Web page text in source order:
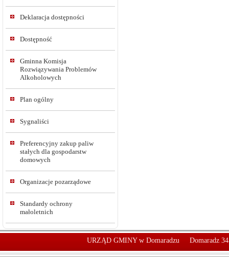
Deklaracja dostępności
Dostępność
Gminna Komisja
Rozwiązywania Problemów
Alkoholowych
Plan ogólny
Sygnaliści
Preferencyjny zakup paliw
stałych dla gospodarstw
domowych
Organizacje pozarządowe
Standardy ochrony
małoletnich
URZĄD GMINY w Domaradzu Domaradz